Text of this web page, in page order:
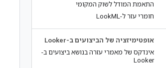
התאמת המודל לשוק המקומי
חומרי עזר ל-LookML
אופטימיזציה של הביצועים ב-Looker
אינדקס של מאמרי עזרה בנושא ביצועים ב-
Looker